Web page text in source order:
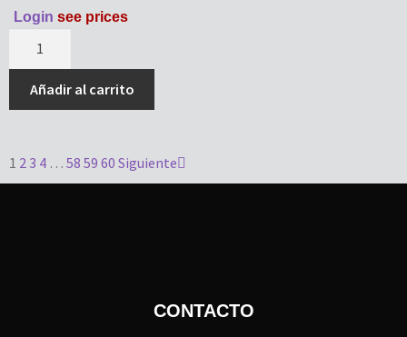
Login see prices
Añadir al carrito
1 2 3 4 … 58 59 60 Siguiente
CONTACTO